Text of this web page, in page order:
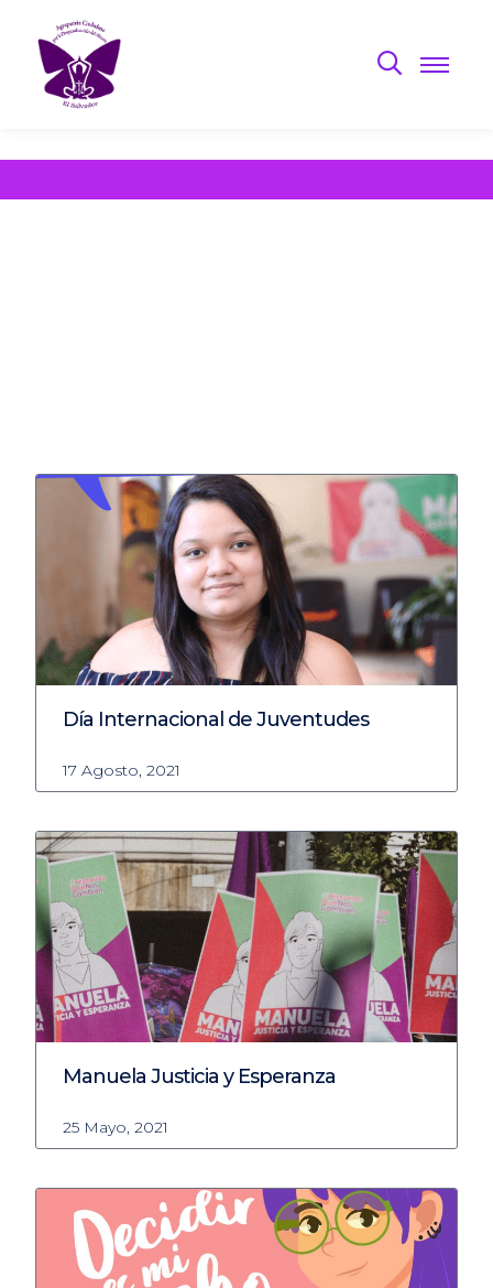
Día Internacional de Juventudes
17 Agosto, 2021
Manuela Justicia y Esperanza
25 Mayo, 2021